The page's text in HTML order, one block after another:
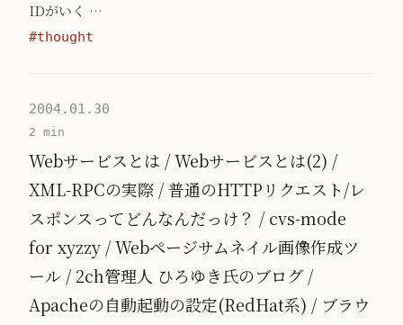
IDがいく …
#thought
2004.01.30
2 min
Webサービスとは / Webサービスとは(2) /
XML-RPCの実際 / 普通のHTTPリクエスト/レ
スポンスってどんなんだっけ？ / cvs-mode
for xyzzy / Webページサムネイル画像作成ツ
ール / 2ch管理人 ひろゆき氏のブログ /
Apacheの自動起動の設定(RedHat系) / ブラウ